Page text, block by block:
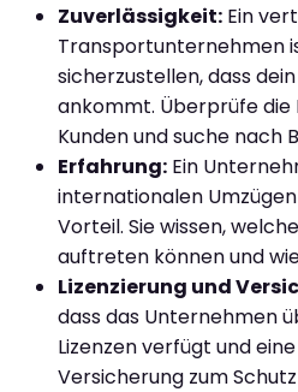
Zuverlässigkeit: Ein
Transportunternehmen
sicherzustellen, dass
ankommt. Überprüfe
Kunden und suche nach
Erfahrung: Ein
internationalen
Vorteil. Sie wissen,
auftreten können und
Lizenzierung und
dass das Unternehmen
Lizenzen verfügt und
Versicherung zum